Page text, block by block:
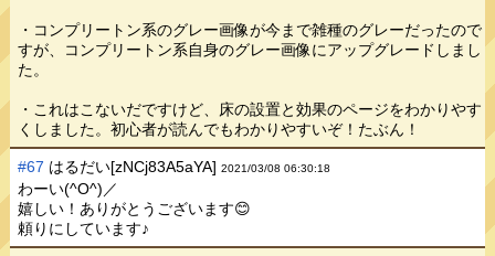
・コンプリートン系のグレー画像が今まで雑種のグレーだったので
すが、コンプリートン系自身のグレー画像にアップグレードしまし
た。
・これはこないだですけど、床の設置と効果のページをわかりやす
くしました。初心者が読んでもわかりやすいぞ！たぶん！
#67 はるだい[zNCj83A5aYA]2021/03/08 06:30:18
わーい(^O^)／
嬉しい！ありがとうございます😊
頼りにしています♪